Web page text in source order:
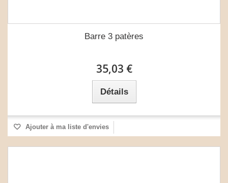
Barre 3 patères
35,03 €
Détails
Ajouter à ma liste d'envies